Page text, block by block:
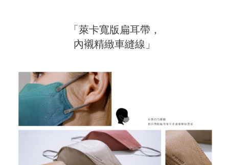
「萊卡寬版扁耳帶，
內襯精緻車縫線」